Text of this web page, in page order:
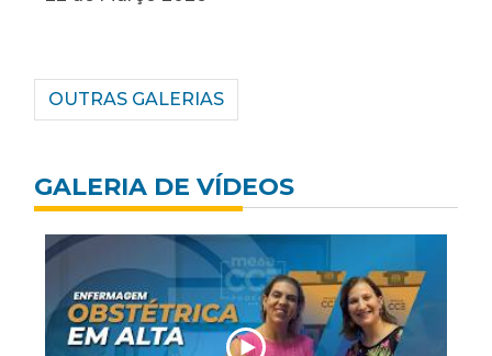
OUTRAS GALERIAS
GALERIA DE VÍDEOS